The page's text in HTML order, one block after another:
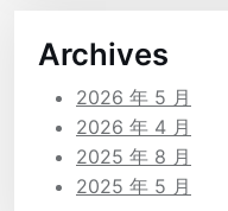
Archives
2026 年 5 月
2026 年 4 月
2025 年 8 月
2025 年 5 月